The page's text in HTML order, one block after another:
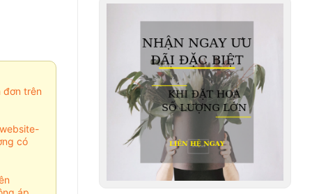
đơn trên
có